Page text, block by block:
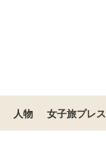
人物 女子旅プレス